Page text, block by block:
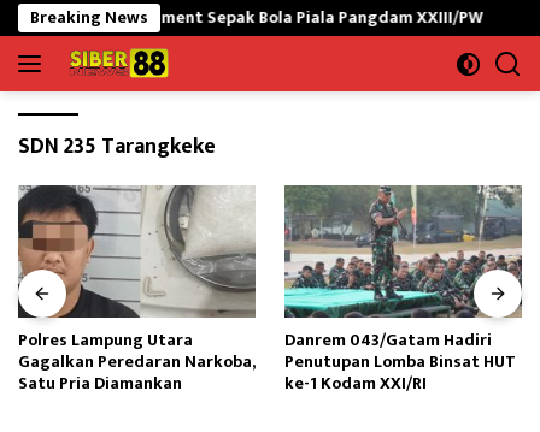
Langsung
ke
konten
Breaking News
Turnament Sepak Bola Piala Pangdam XXIII/PW Polres
SDN 235 Tarangkeke
Polres Lampung Utara
Gagalkan Peredaran Narkoba,
Satu Pria Diamankan
Danrem 043/Gatam Hadiri
Penutupan Lomba Binsat HUT
ke-1 Kodam XXI/RI